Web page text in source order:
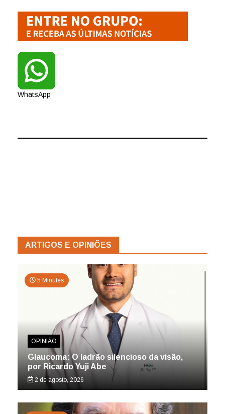
WhatsApp
ARTIGOS E OPINIÕES
5 Minutes
OPINIÃO
Glaucoma: O ladrão silencioso da visão,
por Ricardo Yuji Abe
2 de agosto, 2026